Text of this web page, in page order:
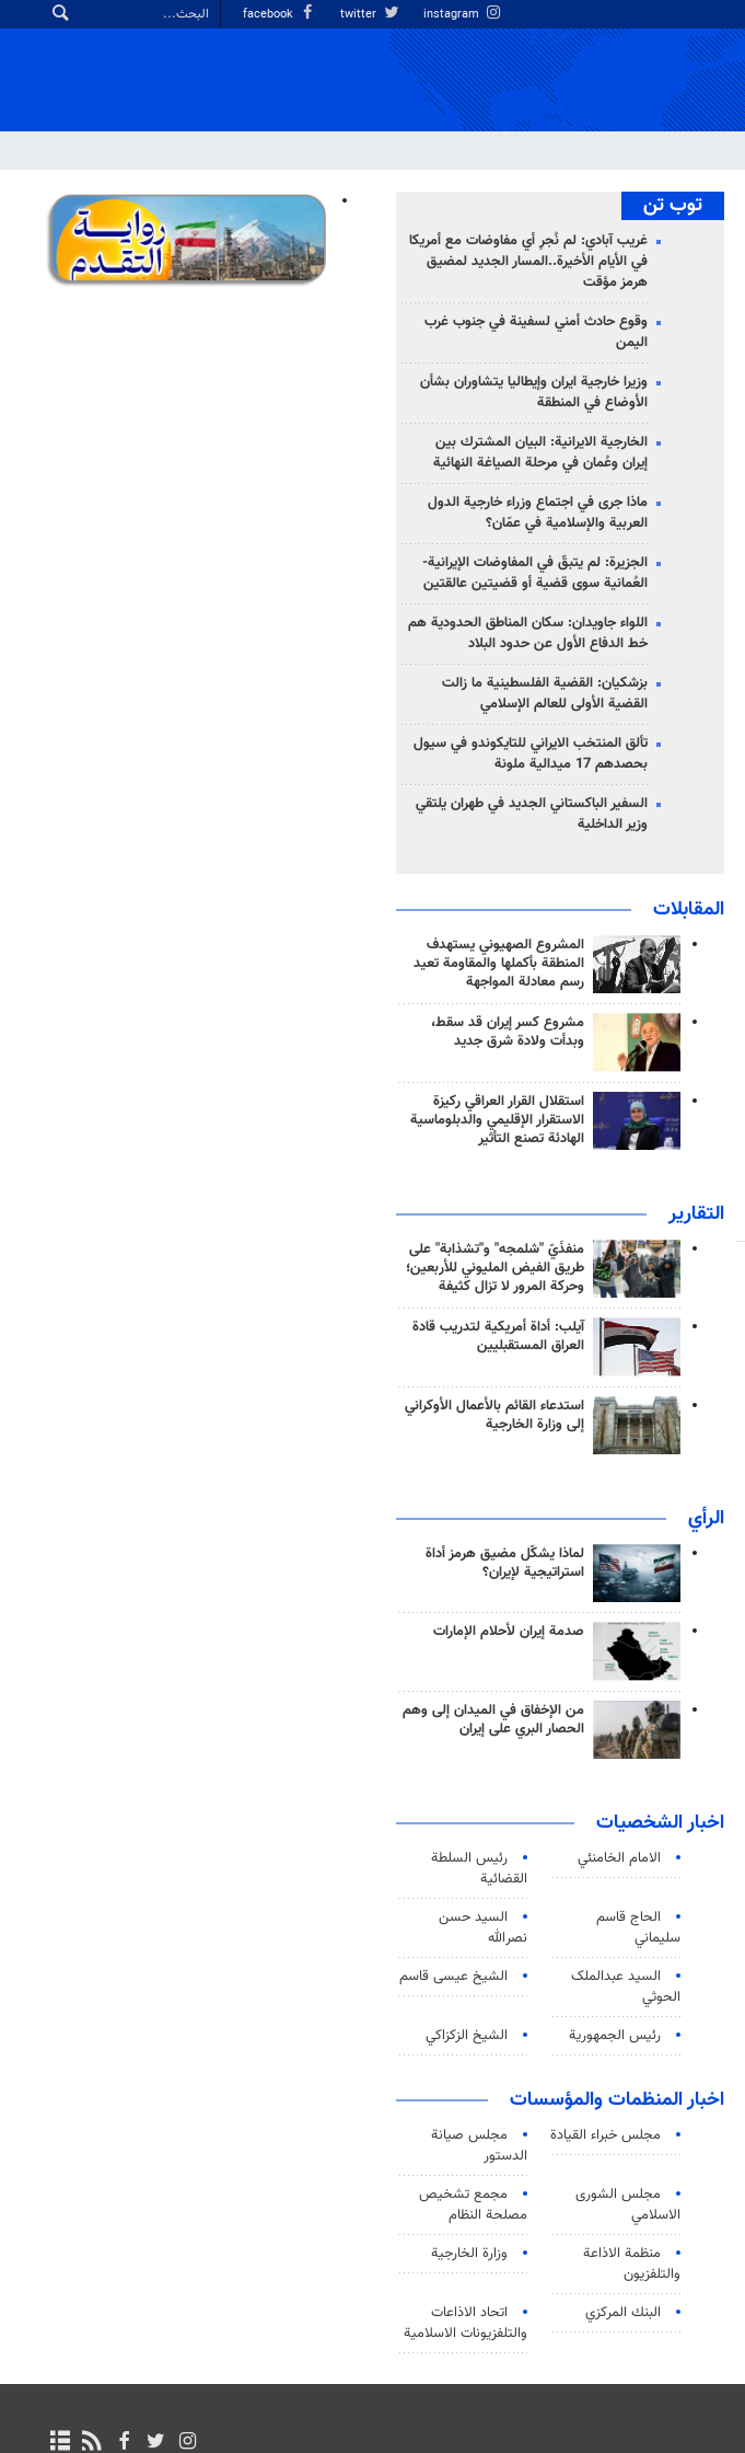
توب تن
غريب آبادي: لم نُجرِ أي مفاوضات مع أمريكا
في الأيام الأخيرة..المسار الجديد لمضيق
هرمز مؤقت
وقوع حادث أمني لسفينة في جنوب غرب
اليمن
وزيرا خارجية ايران وإيطاليا يتشاوران بشأن
الأوضاع في المنطقة
الخارجية الايرانية: البيان المشترك بين
إيران وعُمان في مرحلة الصياغة النهائية
ماذا جرى في اجتماع وزراء خارجية الدول
العربية والإسلامية في عمّان؟
الجزيرة: لم يتبقّ في المفاوضات الإيرانية-
العُمانية سوى قضية أو قضيتين عالقتين
اللواء جاويدان: سكان المناطق الحدودية هم
خط الدفاع الأول عن حدود البلاد
بزشكيان: القضية الفلسطينية ما زالت
القضية الأولى للعالم الإسلامي
تألق المنتخب الايراني للتايكوندو في سيول
بحصدهم 17 ميدالية ملونة
السفير الباكستاني الجديد في طهران يلتقي
وزير الداخلية
المقابلات
المشروع الصهيوني يستهدف
المنطقة بأكملها والمقاومة تعيد
رسم معادلة المواجهة
مشروع كسر إيران قد سقط،
وبدأت ولادة شرق جديد
استقلال القرار العراقي ركيزة
الاستقرار الإقليمي والدبلوماسية
الهادئة تصنع التأثير
التقارير
منفذَيّ "شلمجه" و"تشذابة" على
طريق الفيض المليوني للأربعين؛
وحركة المرور لا تزال كثيفة
آيلب: أداة أمريكية لتدريب قادة
العراق المستقبليين
استدعاء القائم بالأعمال الأوكراني
إلى وزارة الخارجية
الرأي
لماذا يشكّل مضيق هرمز أداة
استراتيجية لإيران؟
صدمة إيران لأحلام الإمارات
من الإخفاق في الميدان إلى وهم
الحصار البري على إيران
اخبار الشخصيات
الامام الخامنئي
رئیس السلطة
القضائیة
الحاج قاسم
سليماني
السيد حسن
نصرالله
السید عبدالملک
الحوثي
الشيخ عيسى قاسم
رئيس الجمهورية الشيخ الزكزاكي
اخبار المنظمات والمؤسسات
مجلس خبراء القيادة
مجلس صيانة
الدستور
مجلس الشورى
الاسلامي
مجمع تشخيص
مصلحة النظام
منظمة الاذاعة
والتلفزیون
وزارة الخارجية
البنك المركزي
اتحاد الاذاعات
والتلفزيونات الاسلامية